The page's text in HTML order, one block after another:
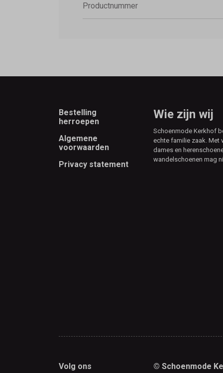
Productnummer
Footer
Bestelling
herroepen
Algemene
voorwaarden
Privacy statement
Wie zijn wij
Schoenmode Kerkhof
echte familie zaak. Met
dames en
wandelschoenen mag
Volg ons © Schoenmode